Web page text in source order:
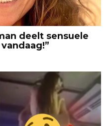
deelt sensuele